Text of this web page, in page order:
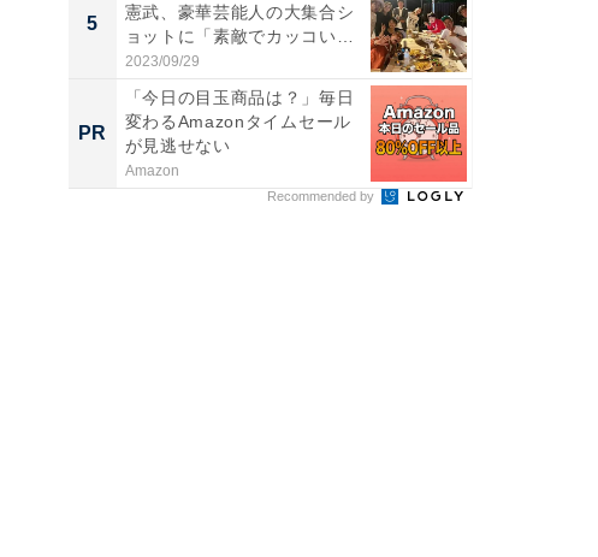
5
憲武、豪華芸能人の大集合シ
ョットに「素敵でカッコい
い...
2023/09/29
PR
「今日の目玉商品は？」毎日
変わるAmazonタイムセール
が見逃せない
Amazon
Recommended by